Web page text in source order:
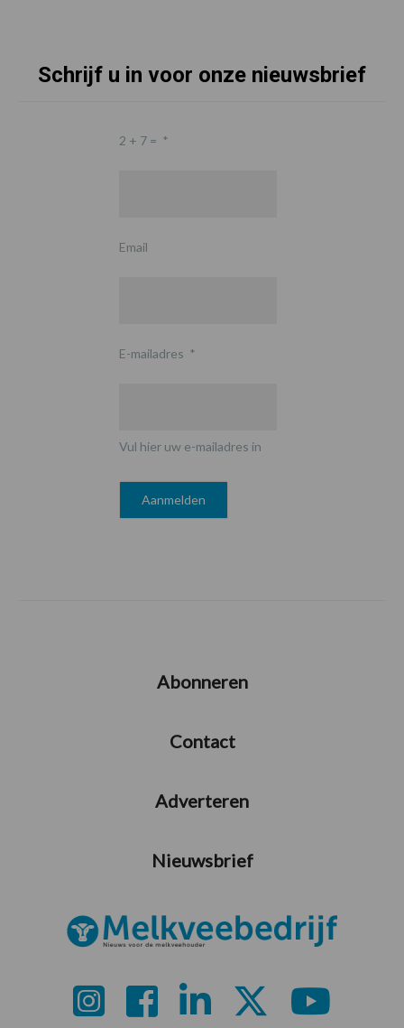
Schrijf u in voor onze nieuwsbrief
2 + 7 = *
Email
E-mailadres *
Vul hier uw e-mailadres in
Abonneren
Contact
Adverteren
Nieuwsbrief